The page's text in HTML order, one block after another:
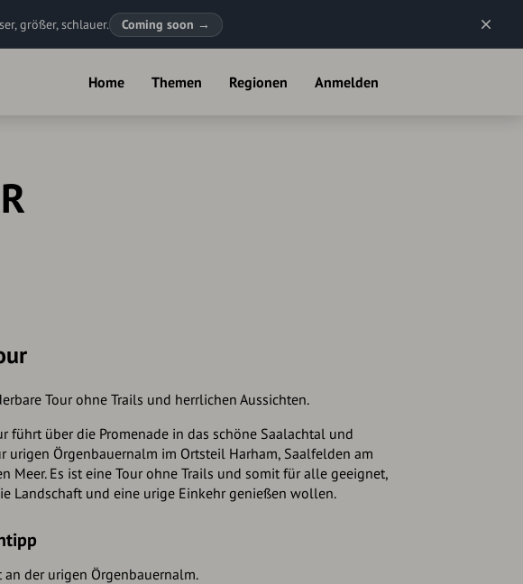
größer, schlauer. Coming soon →
Home Themen Regionen Anmelden
Tour ohne Trails und herrlichen Aussichten.
führt über die Promenade in das schöne Saalachtal und
urigen Örgenbauernalm im Ortsteil Harham, Saalfelden am
Meer. Es ist eine Tour ohne Trails und somit für alle geeignet,
Landschaft und eine urige Einkehr genießen wollen.
an der urigen Örgenbauernalm.